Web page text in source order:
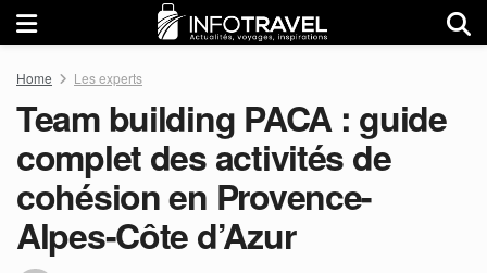
Home Les experts
Team building PACA : guide
complet des activités de
cohésion en Provence-
Alpes-Côte d’Azur